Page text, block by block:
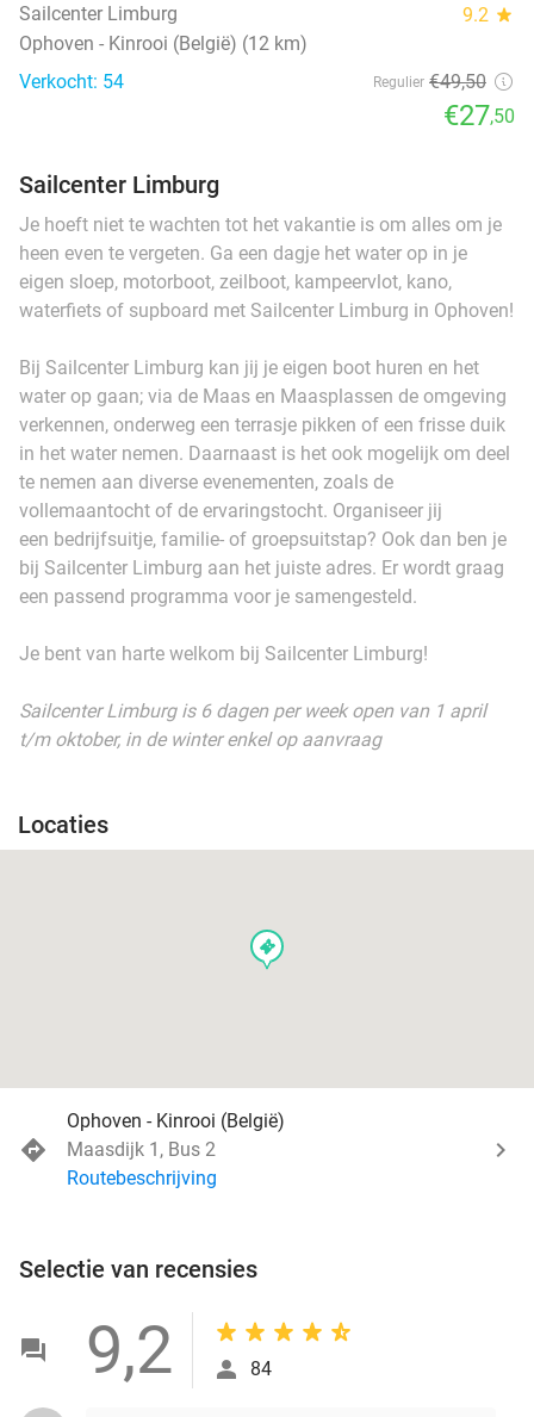
Sailcenter Limburg 9.2 star
Ophoven - Kinrooi (België) (12 km)
Verkocht: 54
Regulier €49,50
€27,50
Sailcenter Limburg
Je hoeft niet te wachten tot het vakantie is om alles om je
heen even te vergeten. Ga een dagje het water op in je
eigen sloep, motorboot, zeilboot, kampeervlot, kano,
waterfiets of supboard met Sailcenter Limburg in Ophoven!
Bij Sailcenter Limburg kan jij je eigen boot huren en het
water op gaan; via de Maas en Maasplassen de omgeving
verkennen, onderweg een terrasje pikken of een frisse duik
in het water nemen. Daarnaast is het ook mogelijk om deel
te nemen aan diverse evenementen, zoals de
vollemaantocht of de ervaringstocht. Organiseer jij
een bedrijfsuitje, familie- of groepsuitstap? Ook dan ben je
bij Sailcenter Limburg aan het juiste adres. Er wordt graag
een passend programma voor je samengesteld.
Je bent van harte welkom bij Sailcenter Limburg!
Sailcenter Limburg is 6 dagen per week open van 1 april
t/m oktober, in de winter enkel op aanvraag
Locaties
events
Ophoven - Kinrooi (België)
Maasdijk 1, Bus 2
Routebeschrijving
Selectie van recensies
9,2 84